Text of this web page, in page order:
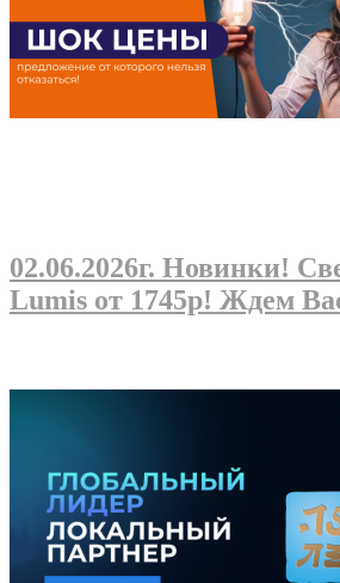
02.06.2026г. Новинки!
Lumis от 1745р! Ждем